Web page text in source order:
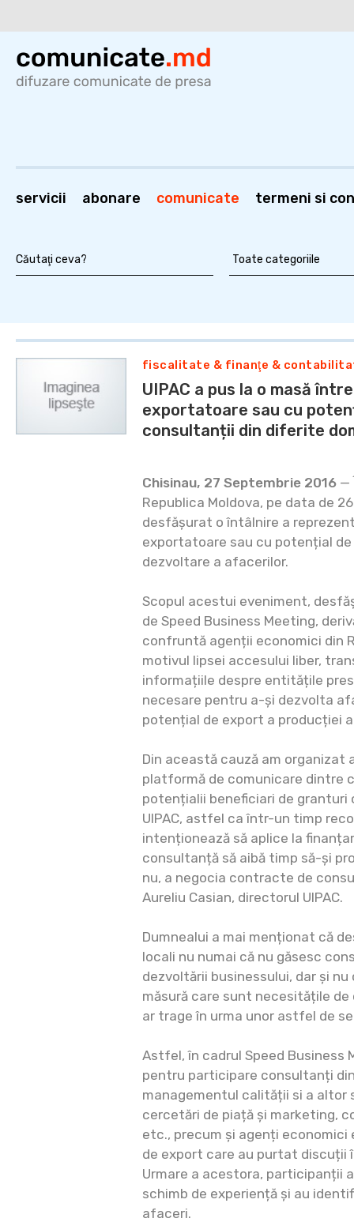
servicii abonare comunicate termeni si
fiscalitate & finanţe &
UIPAC a pus la o masă
exportatoare sau cu
consultanții din diferite
Chisinau, 27 Septembrie 2016 —
Republica Moldova, pe data de
desfășurat o întâlnire a
exportatoare sau cu potențial
dezvoltare a afacerilor.
Scopul acestui eveniment,
de Speed Business Meeting,
confruntă agenții economici din
motivul lipsei accesului liber,
informațiile despre entitățile
necesare pentru a-și dezvolta
potențial de export a producției
Din această cauză am
platformă de comunicare dintre
potențialii beneficiari de
UIPAC, astfel ca într-un timp
intenționează să aplice la
consultanță să aibă timp să-și
nu, a negocia contracte de
Aureliu Casian, directorul UIPAC.
Dumnealui a mai menționat că
locali nu numai că nu găsesc
dezvoltării businessului, dar și
măsură care sunt necesitățile
ar trage în urma unor astfel de
Astfel, în cadrul Speed Business
pentru participare consultanți
managementul calității si a altor
cercetări de piață și marketing,
etc., precum și agenți
de export care au purtat discuții
Urmare a acestora, participanții
schimb de experiență și au
afaceri.